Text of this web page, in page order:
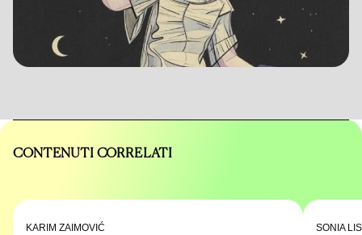
CONTENUTI CORRELATI
KARIM ZAIMOVIĆ SONIA